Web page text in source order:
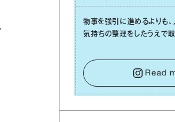
物事を強引に進めるよりも、
気持ちの整理をしたうえで
も焦らないで。意思を伝える
⾃⾝や疲れていそうな⼈を
使いましょう。ここでしっか
え、困難を乗り越える⼒に変
Read